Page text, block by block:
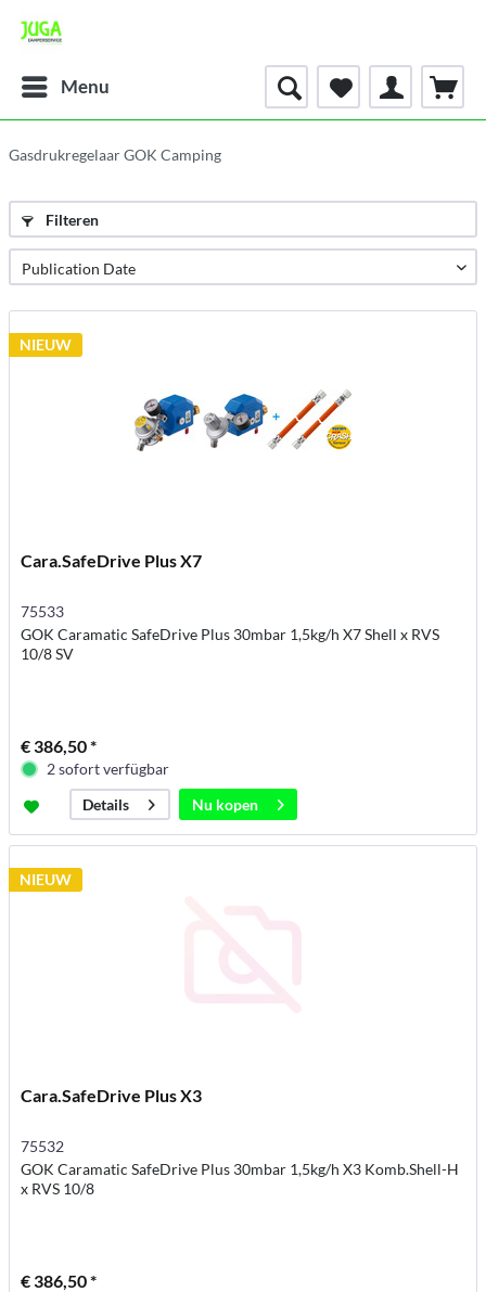
Menu
Gasdrukregelaar GOK Camping
Filteren
NIEUW
Cara.SafeDrive Plus X7
75533
GOK Caramatic SafeDrive Plus 30mbar 1,5kg/h X7 Shell x RVS
10/8 SV
€ 386,50 *
2 sofort verfügbar
Details
Nu kopen
NIEUW
Cara.SafeDrive Plus X3
75532
GOK Caramatic SafeDrive Plus 30mbar 1,5kg/h X3 Komb.Shell-H
x RVS 10/8
€ 386,50 *